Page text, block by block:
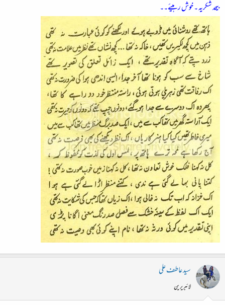
بیحد شکریہ ۔ خوش رہیئے۔۔
سید عاطف علی
لائبریرین